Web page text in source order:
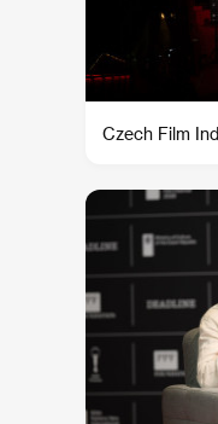
Czech Film